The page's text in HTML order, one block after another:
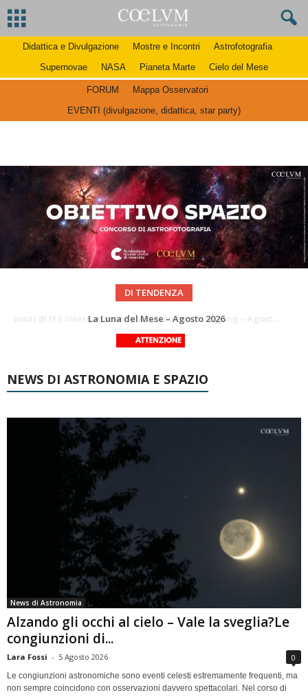
Didattica e Divulgazione Mostre e Incontri
Astrofotografia
Supernovae
NASA Pianeta Marte Cielo del Mese
FORUM
Mappa Osservatori
EVENTI (divulgazione, didattica, star party)
DI TENDENZA
La Luna del Mese – Agosto 2026
Le costellazioni di Agosto 2026: Delfino
NEWS DI ASTRONOMIA E SPAZIO
News di Astronomia
Alzando gli occhi al cielo – Vale la sveglia?Le
congiunzioni di...
Lara Fossi - 5 Agosto 2026 0
Le congiunzioni astronomiche sono eventi celesti estremamente frequenti, ma
non sempre coincidono con osservazioni davvero spettacolari. Nel corso di